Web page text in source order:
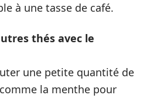
à une tasse de café.
thés avec le
une petite quantité de
la menthe pour